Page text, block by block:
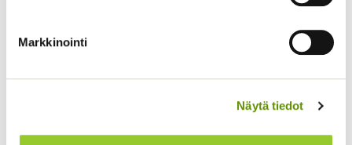
Markkinointi
Näytä tiedot
2,95€ Sisältää arvonlisäveron
Tuoksuherne Little
Sisältää arvonlisäveron